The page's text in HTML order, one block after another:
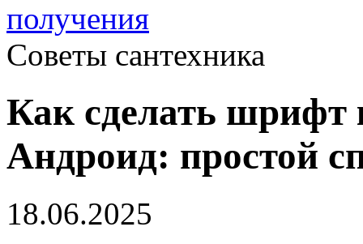
получения
Советы сантехника
Как сделать шрифт
Андроид: простой
18.06.2025